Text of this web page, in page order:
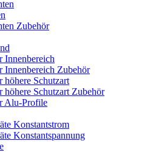
Zubehör
Innenbereich
Zubehör
Schutzart
Schutzart Zubehör
Alu-Profile
Konstantstrom
Konstantspannung